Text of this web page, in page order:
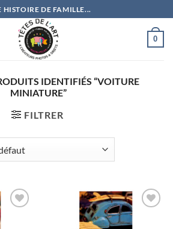
HISTOIRE DE FAMILLE...
0
IDENTIFIÉS “VOITURE
MINIATURE”
FILTRER